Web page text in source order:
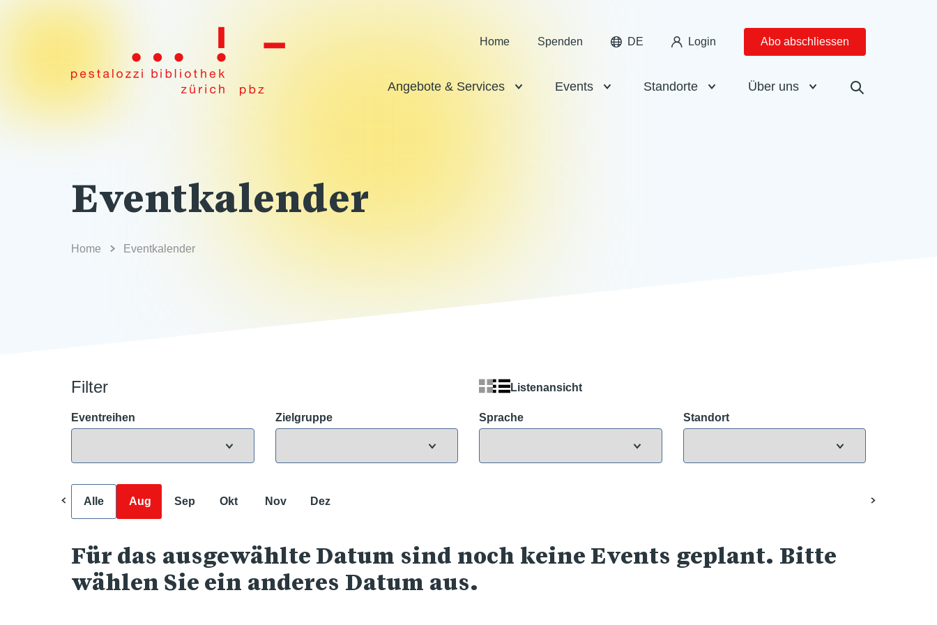
Home Spenden DE Login Abo abschliessen
Angebote & Services Events Standorte Über uns
Eventkalender
Home Eventkalender
Filter Listenansicht
Eventreihen Zielgruppe Sprache Standort
Alle Aug Sep Okt Nov Dez
Für das ausgewählte Datum sind noch keine Events geplant. Bitte
wählen Sie ein anderes Datum aus.